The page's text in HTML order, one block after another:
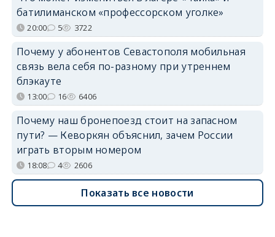
батилиманском «профессорском уголке»
20:00 5 3722
Почему у абонентов Севастополя мобильная
связь вела себя по-разному при утреннем
блэкауте
13:00 16 6406
Почему наш бронепоезд стоит на запасном
пути? — Кеворкян объяснил, зачем России
играть вторым номером
18:08 4 2606
Показать все новости